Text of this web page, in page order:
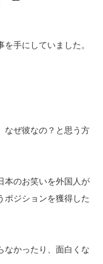
手にしていました。
なぜ彼なの？と思う方
本のお笑いを外国人が
ポジションを獲得した
なかったり、面白くな